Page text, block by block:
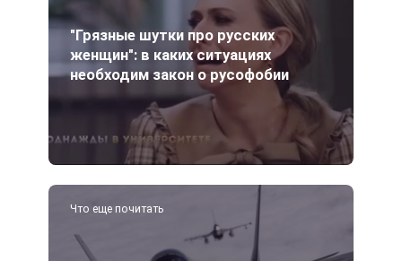
"Грязные шутки про русских
женщин": в каких ситуациях
необходим закон о русофобии
Что еще почитать